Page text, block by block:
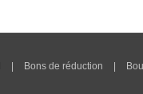
Bons de réduction